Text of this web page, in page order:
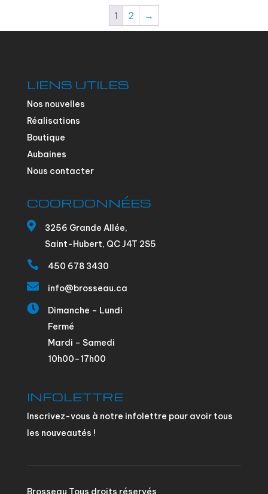
1 2 →
LIENS UTILES
Nos nouvelles
Réalisations
Boutique
Aubaines
Nous contacter
COORDONNÉES

3256 Grande Allée,
Saint-Hubert, QC J4T 2S5
 450 678 3430
 info@brosseau.ca

Dimanche – Lundi
Fermé
Mardi – Samedi
10h00–17h00
INFOLETTRE
Inscrivez-vous à notre infolettre pour avoir tous
les nouveautés !
Brosseau Tous droits réservés